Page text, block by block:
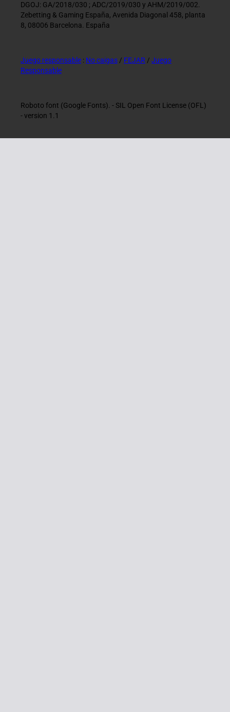
DGOJ: GA/2018/030 ; ADC/2019/030 y AHM/2019/002.
Zebetting & Gaming España, Avenida Diagonal 458, planta
8, 08006 Barcelona. España
Juego responsable : No caigas / FEJAR / Juego
Responsable
Roboto font (Google Fonts). - SIL Open Font License (OFL)
- version 1.1